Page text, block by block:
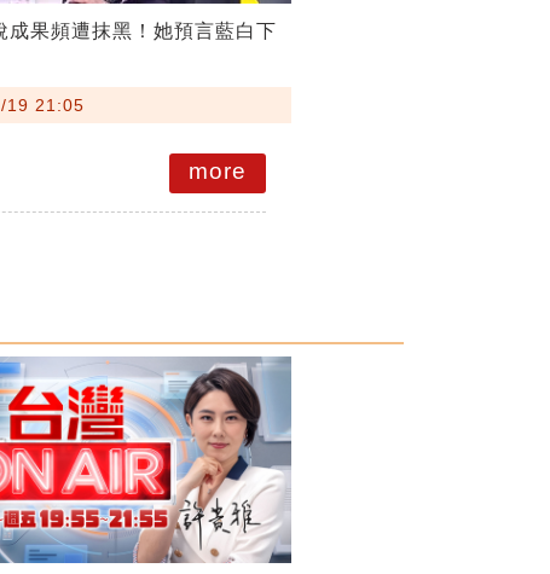
成果頻遭抹黑！她預言藍白下
19 21:05
more